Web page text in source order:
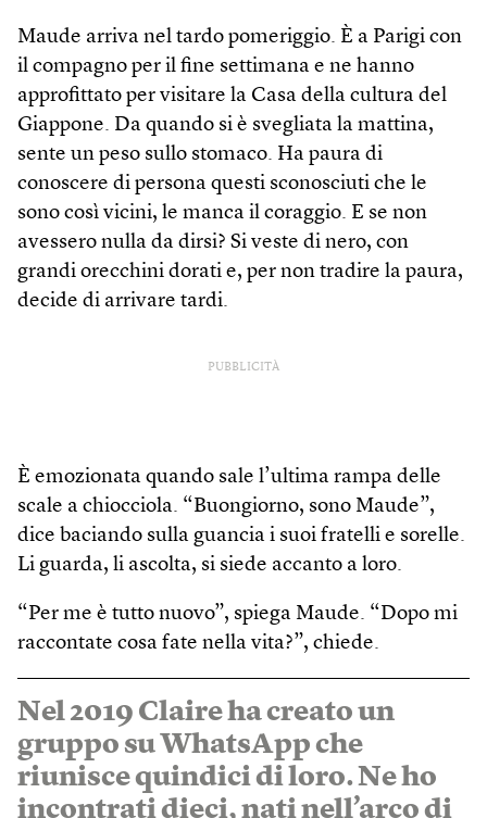
Maude arriva nel tardo pomeriggio. È a Parigi con
il compagno per il fine settimana e ne hanno
approfittato per visitare la Casa della cultura del
Giappone. Da quando si è svegliata la mattina,
sente un peso sullo stomaco. Ha paura di
conoscere di persona questi sconosciuti che le
sono così vicini, le manca il coraggio. E se non
avessero nulla da dirsi? Si veste di nero, con
grandi orecchini dorati e, per non tradire la paura,
decide di arrivare tardi.
PUBBLICITÀ
È emozionata quando sale l’ultima rampa delle
scale a chiocciola. “Buongiorno, sono Maude”,
dice baciando sulla guancia i suoi fratelli e sorelle.
Li guarda, li ascolta, si siede accanto a loro.
“Per me è tutto nuovo”, spiega Maude. “Dopo mi
raccontate cosa fate nella vita?”, chiede.
Nel 2019 Claire ha creato un
gruppo su WhatsApp che
riunisce quindici di loro. Ne ho
incontrati dieci, nati nell’arco di